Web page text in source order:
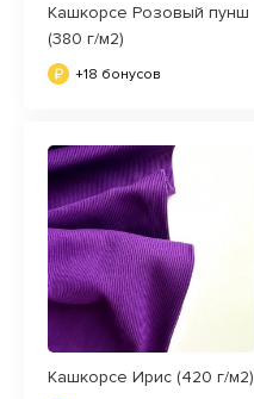
Кашкорсе Розовый пунш
(380 г/м2)
+18 бонусов
Кашкорсе Ирис (420 г/м2)